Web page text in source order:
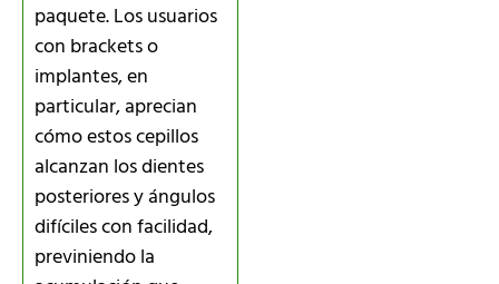
paquete. Los usuarios
con brackets o
implantes, en
particular, aprecian
cómo estos cepillos
alcanzan los dientes
posteriores y ángulos
difíciles con facilidad,
previniendo la